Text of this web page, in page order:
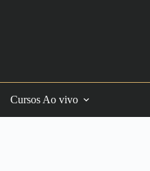
Cursos Ao vivo